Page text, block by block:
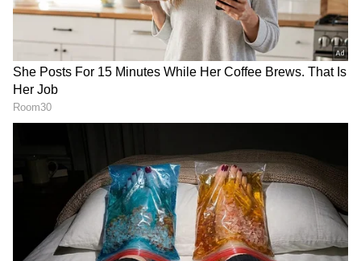
వింత వింతగా ప్రవర్తించాను. ఎందుకు అలా బిహేవ్
ఇంతేనేమో అని అనిపించింది. షూటింగ్ సమయంలో జరిగిన
ఒక సంఘటన చెప్పాలి. అన్నయ్య చిరంజీవి గారితో ఫస్ట్
మీటింగ్ జరిగే సన్నివేశం షూట్ చేస్తున్నాం.